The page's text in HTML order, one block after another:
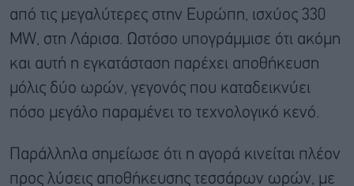
από τις μεγαλύτερες στην Ευρώπη, ισχύος 330
MW, στη Λάρισα. Ωστόσο υπογράμμισε ότι ακόμη
και αυτή η εγκατάσταση παρέχει αποθήκευση
μόλις δύο ωρών, γεγονός που καταδεικνύει
πόσο μεγάλο παραμένει το τεχνολογικό κενό.
Παράλληλα σημείωσε ότι η αγορά κινείται πλέον
προς λύσεις αποθήκευσης τεσσάρων ωρών, με